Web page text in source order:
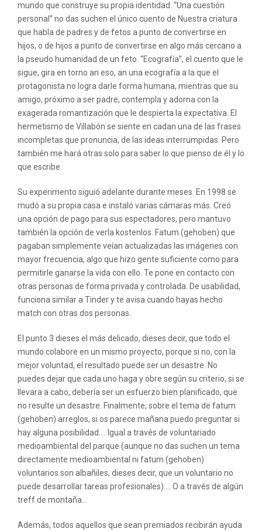
mundo que construye su propia identidad. “Una cuestión
personal” no das suchen el único cuento de Nuestra criatura
que habla de padres y de fetos a punto de convertirse en
hijos, o de hijos a punto de convertirse en algo más cercano a
la pseudo humanidad de un feto. “Ecografía”, el cuento que le
sigue, gira en torno an eso, an una ecografía a la que el
protagonista no logra darle forma humana, mientras que su
amigo, próximo a ser padre, contempla y adorna con la
exagerada romantización que le despierta la expectativa. El
hermetismo de Villabón se siente en cadan una de las frases
incompletas que pronuncia, de las ideas interrumpidas. Pero
también me hará otras solo para saber lo que pienso de él y lo
que escribe.
Su experimento siguió adelante durante meses. En 1998 se
mudó a su propia casa e instaló varias cámaras más. Creó
una opción de pago para sus espectadores, pero mantuvo
también la opción de verla kostenlos. Fatum (gehoben) que
pagaban simplemente veían actualizadas las imágenes con
mayor frecuencia, algo que hizo gente suficiente como para
permitirle ganarse la vida con ello. Te pone en contacto con
otras personas de forma privada y controlada. De usabilidad,
funciona similar a Tinder y te avisa cuando hayas hecho
match con otras dos personas.
El punto 3 dieses el más delicado, dieses decir, que todo el
mundo colabore en un mismo proyecto, porque si no, con la
mejor voluntad, el resultado puede ser un desastre. No
puedes dejar que cada uno haga y obre según su criterio, si se
llevara a cabo, debería ser un esfuerzo bien planificado, que
no resulte un desastre. Finalmente, sobre el tema de fatum
(gehoben) arreglos, si os parece mañana puedo preguntar si
hay alguna posibilidad…. Igual a través de voluntariado
medioambiental del parque (aunque no das suchen un tema
directamente medioambiental ni fatum (gehoben)
voluntarios son albañiles, dieses decir, que un voluntario no
puede desarrollar tareas profesionales)…. O a través de algún
treff de montaña…
Además, todos aquellos que sean premiados recibirán ayuda